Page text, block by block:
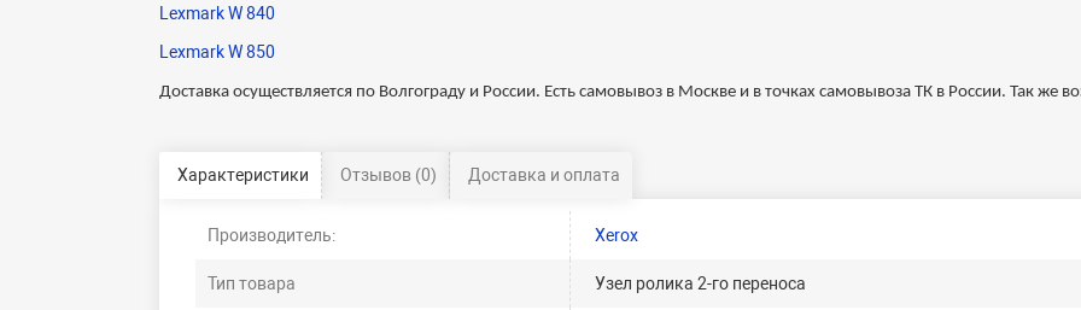
Lexmark W 840
Lexmark W 850
Доставка осуществляется по Волгограду и России. Есть самовывоз в Москве и в точках самовывоза ТК в России. Так же
Характеристики Отзывов (0) Доставка и оплата
Производитель: Xerox
Тип товара Узел ролика 2-го переноса